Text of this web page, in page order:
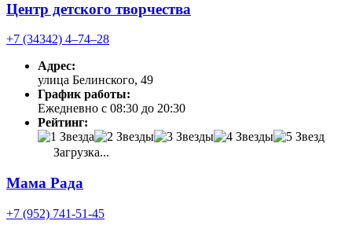
Центр детского творчества
+7 (34342) 4‒74‒28
Адрес:
улица Белинского, 49
График работы:
Ежедневно с 08:30 до 20:30
Рейтинг:
Загрузка...
Мама Рада
+7 (952) 741-51-45